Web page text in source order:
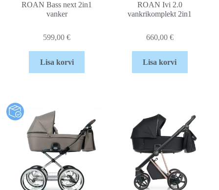
ROAN Bass next 2in1
vanker
599,00€
Lisa korvi
ROAN Ivi 2.0
vankrikomplekt 2in1
660,00 €
Lisa korvi